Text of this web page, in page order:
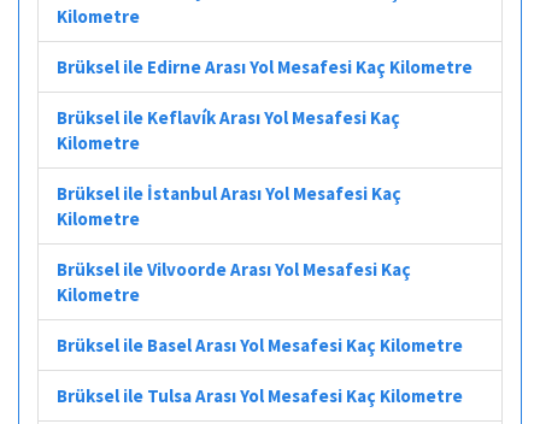
Kilometre
Brüksel ile Edirne Arası Yol Mesafesi Kaç Kilometre
Brüksel ile Keflavík Arası Yol Mesafesi Kaç
Kilometre
Brüksel ile İstanbul Arası Yol Mesafesi Kaç
Kilometre
Brüksel ile Vilvoorde Arası Yol Mesafesi Kaç
Kilometre
Brüksel ile Basel Arası Yol Mesafesi Kaç Kilometre
Brüksel ile Tulsa Arası Yol Mesafesi Kaç Kilometre